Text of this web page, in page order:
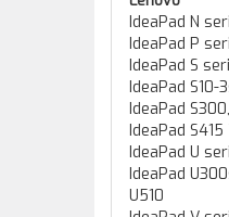
IdeaPad N
IdeaPad P
IdeaPad S
IdeaPad S10-
IdeaPad
IdeaPad
IdeaPad U
IdeaPad
U510